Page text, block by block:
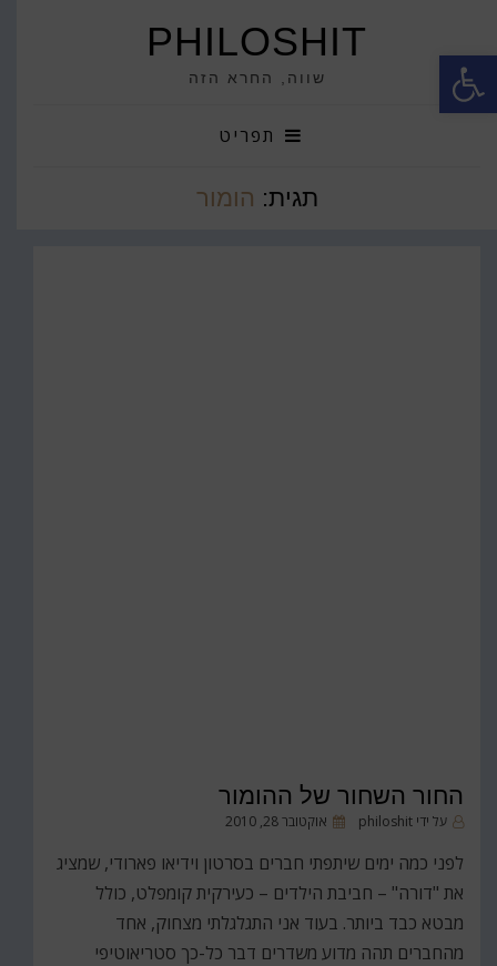
פתח סרגל נגישות PHILOSHIT
שווה, החרא הזה
תפריט
תגית: הומור
החור השחור של ההומור
על ידי philoshit
פורסםאוקטובר 28, 2010
לפני כמה ימים שיתפתי חברים בסרטון וידיאו פארודי, שמציג
את "דורה" – חביבת הילדים – כעירקית קומפלט, כולל
מבטא כבד ביותר. בעוד אני התגלגלתי מצחוק, אחד
מהחברים תהה מדוע משדרים דבר כל-כך סטריאוטיפי